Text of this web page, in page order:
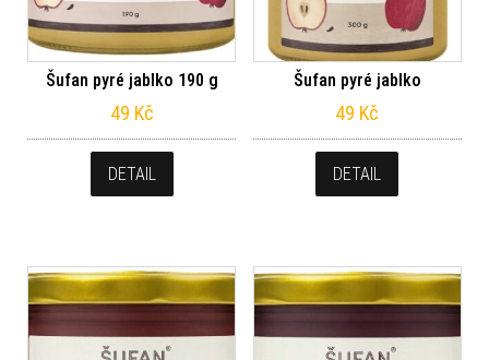
Šufan pyré jablko 190 g
49 Kč
DETAIL
Šufan pyré jablko
49 Kč
DETAIL